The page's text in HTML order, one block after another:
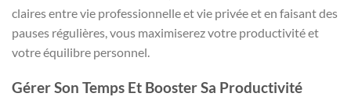
claires entre vie professionnelle et vie privée et en faisant des
pauses régulières, vous maximiserez votre productivité et
votre équilibre personnel.
Gérer Son Temps Et Booster Sa Productivité